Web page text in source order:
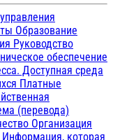
Образование
Руководство
обеспечение
Доступная среда
Платные
(перевода)
Организация
Информация, которая